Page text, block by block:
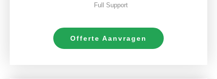
Full Support
Offerte Aanvragen